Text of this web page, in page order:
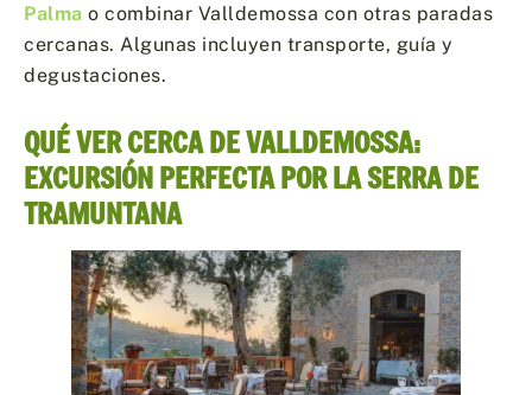
Palma o combinar Valldemossa con otras paradas
cercanas. Algunas incluyen transporte, guía y
degustaciones.
QUÉ VER CERCA DE VALLDEMOSSA:
EXCURSIÓN PERFECTA POR LA SERRA DE
TRAMUNTANA